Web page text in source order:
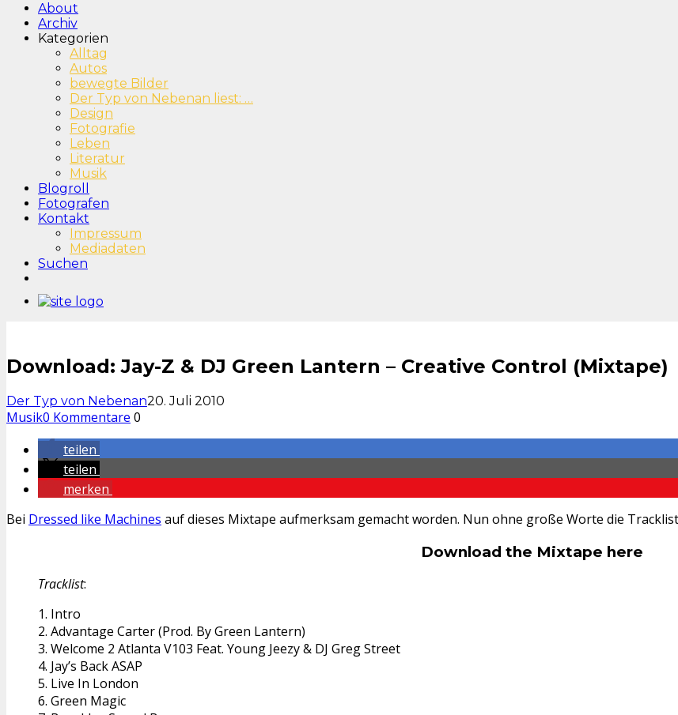
About
Archiv
Kategorien
Alltag
Autos
bewegte Bilder
Der Typ von Nebenan liest: …
Design
Fotografie
Leben
Literatur
Musik
Blogroll
Fotografen
Kontakt
Impressum
Mediadaten
Suchen
Download: Jay-Z & DJ Green Lantern – Creative Control (Mixtape)
Der Typ von Nebenan20. Juli 2010
Musik0 Kommentare 0
teilen
teilen
merken
Bei Dressed like Machines auf dieses Mixtape aufmerksam gemacht worden. Nun ohne große Worte die
Download the Mixtape here
Tracklist:
1. Intro
2. Advantage Carter (Prod. By Green Lantern)
3. Welcome 2 Atlanta V103 Feat. Young Jeezy & DJ Greg Street
4. Jay’s Back ASAP
5. Live In London
6. Green Magic